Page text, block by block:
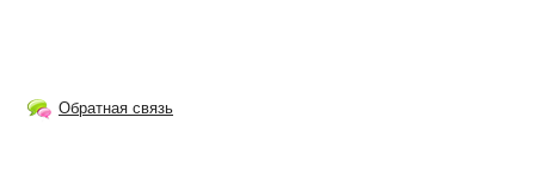
Обратная связь